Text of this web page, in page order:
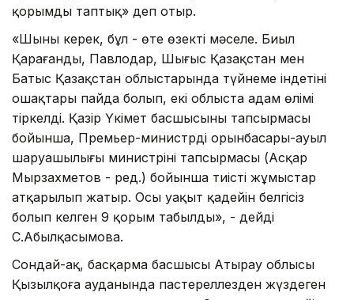
қорымды таптық» деп отыр.
«Шыны керек, бұл - өте өзекті мәселе. Биыл
Қарағанды, Павлодар, Шығыс Қазақстан мен
Батыс Қазақстан облыстарында түйнеме індетінің
ошақтары пайда болып, екі облыста адам өлімі
тіркелді. Қазір Үкімет басшысының тапсырмасы
бойынша, Премьер-министрдің орынбасары-ауыл
шаруашылығы министрінің тапсырмасы (Асқар
Мырзахметов - ред.) бойынша тиісті жұмыстар
атқарылып жатыр. Осы уақыт қадейін белгісіз
болып келген 9 қорым табылды», - дейді
С.Абылқасымова.
Сондай-ақ, басқарма басшысы Атырау облысы
Қызылқоға ауданында пастереллезден жүздеген